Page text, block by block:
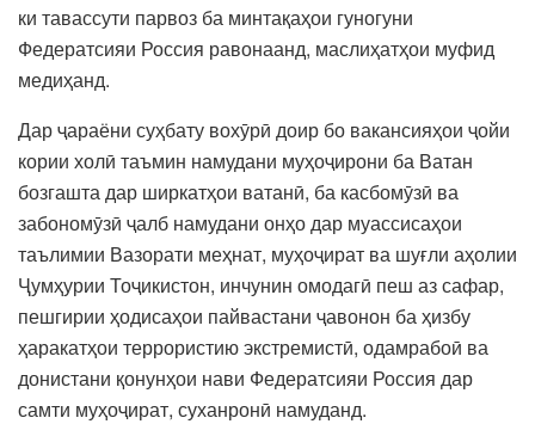
ки тавассути парвоз ба минтақаҳои гуногуни
Федератсияи Россия равонаанд, маслиҳатҳои муфид
медиҳанд.
Дар ҷараёни суҳбату вохӯрӣ доир бо вакансияҳои ҷойи
кории холӣ таъмин намудани муҳоҷирони ба Ватан
бозгашта дар ширкатҳои ватанӣ, ба касбомӯзӣ ва
забономӯзӣ ҷалб намудани онҳо дар муассисаҳои
таълимии Вазорати меҳнат, муҳоҷират ва шуғли аҳолии
Ҷумҳурии Тоҷикистон, инчунин омодагӣ пеш аз сафар,
пешгирии ҳодисаҳои пайвастани ҷавонон ба ҳизбу
ҳаракатҳои террористию экстремистӣ, одамрабоӣ ва
донистани қонунҳои нави Федератсияи Россия дар
самти муҳоҷират, суханронӣ намуданд.